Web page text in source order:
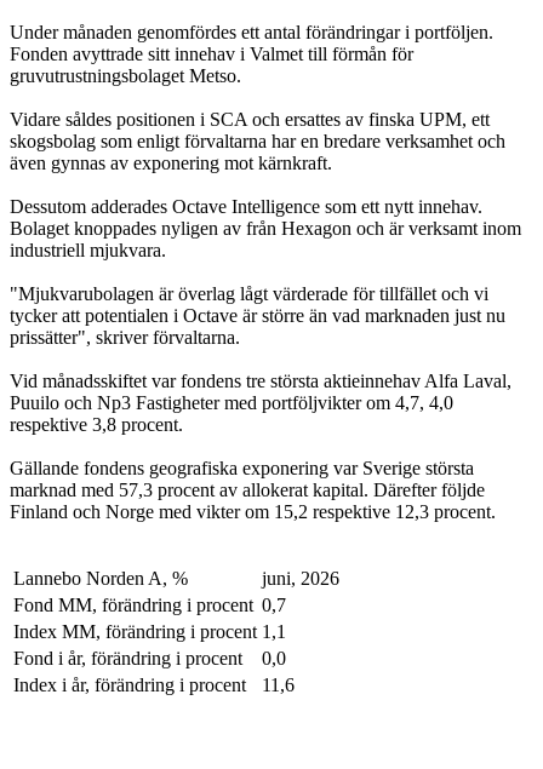
Under månaden genomfördes ett antal förändringar i portföljen.
Fonden avyttrade sitt innehav i Valmet till förmån för
gruvutrustningsbolaget Metso.
Vidare såldes positionen i SCA och ersattes av finska UPM, ett
skogsbolag som enligt förvaltarna har en bredare verksamhet och
även gynnas av exponering mot kärnkraft.
Dessutom adderades Octave Intelligence som ett nytt innehav.
Bolaget knoppades nyligen av från Hexagon och är verksamt inom
industriell mjukvara.
"Mjukvarubolagen är överlag lågt värderade för tillfället och vi
tycker att potentialen i Octave är större än vad marknaden just nu
prissätter", skriver förvaltarna.
Vid månadsskiftet var fondens tre största aktieinnehav Alfa Laval,
Puuilo och Np3 Fastigheter med portföljvikter om 4,7, 4,0
respektive 3,8 procent.
Gällande fondens geografiska exponering var Sverige största
marknad med 57,3 procent av allokerat kapital. Därefter följde
Finland och Norge med vikter om 15,2 respektive 12,3 procent.
Lannebo Norden A, %
juni, 2026
Fond MM, förändring i procent 0,7
Index MM, förändring i procent 1,1
Fond i år, förändring i procent
0,0
Index i år, förändring i procent
11,6